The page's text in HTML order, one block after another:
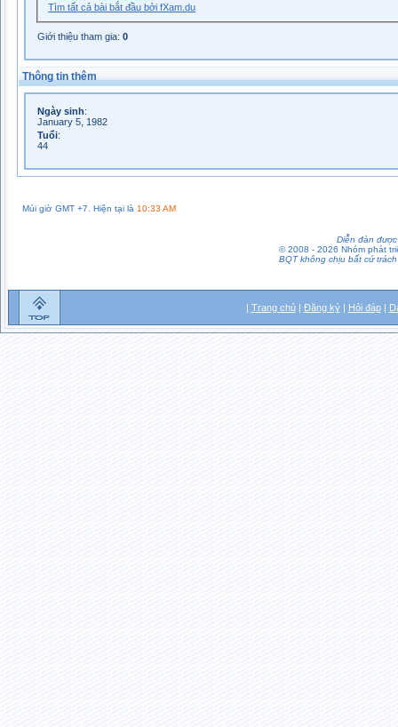
Tìm tất cả bài bắt đầu bởi fXam.du
Giới thiệu tham gia: 0
Thông tin thêm
Ngày sinh:
January 5, 1982
Tuổi:
44
Múi giờ GMT +7. Hiện tại là 10:33 AM
Diễn đàn
© 2008 - 2026 Nhóm phát
BQT không chịu bất cứ
| Trang chủ| Đăng ký| Hỏi đáp|